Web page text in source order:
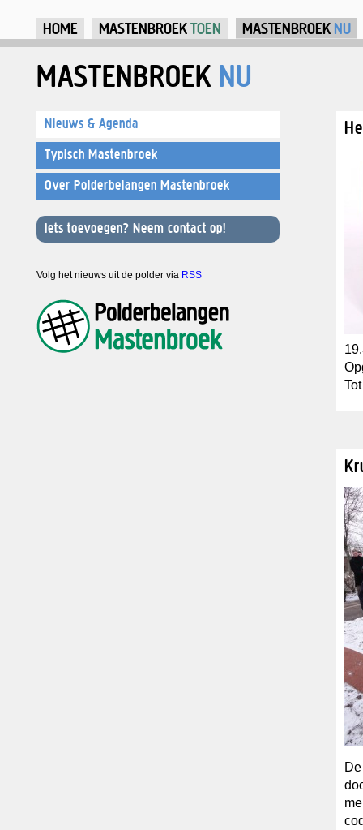
HOME MASTENBROEKTOEN MASTENBROEK NU
MASTENBROEK NU
Nieuws & Agenda
Typisch Mastenbroek
Over Polderbelangen Mastenbroek
Iets toevoegen? Neem contact op!
Volg het nieuws uit de polder via RSS